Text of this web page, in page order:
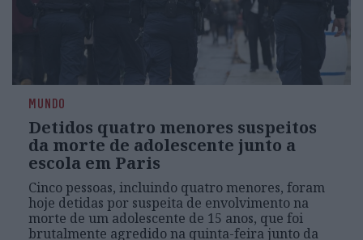
MUNDO
Detidos quatro menores suspeitos
da morte de adolescente junto a
escola em Paris
Cinco pessoas, incluindo quatro menores, foram
hoje detidas por suspeita de envolvimento na
morte de um adolescente de 15 anos, que foi
brutalmente agredido na quinta-feira junto da